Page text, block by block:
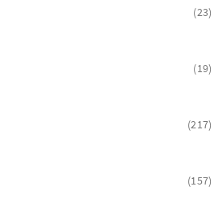
23
19
217
157